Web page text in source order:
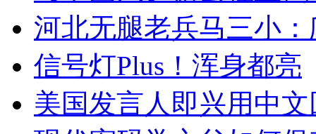
河北无腿老兵马三小
信号灯Plus！浑身都亮
美国发言人即兴用中